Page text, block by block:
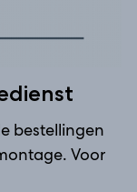
bestellingen
Voor